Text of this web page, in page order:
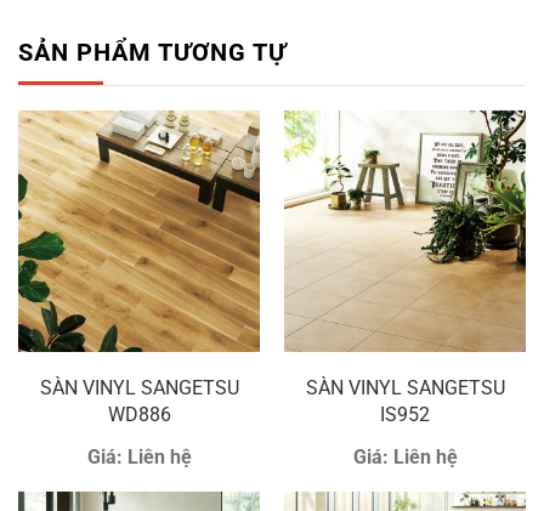
SẢN PHẨM TƯƠNG TỰ
SÀN VINYL SANGETSU
WD886
Giá: Liên hệ
SÀN VINYL SANGETSU
IS952
Giá: Liên hệ